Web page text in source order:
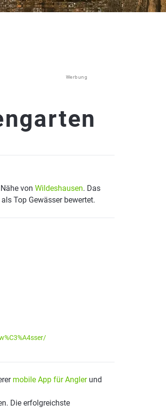
Werbung
von Wildeshausen. Das
Top Gewässer bewertet.
mobile App für Anglerund
Die erfolgreichste